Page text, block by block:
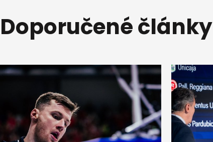
Doporučené články